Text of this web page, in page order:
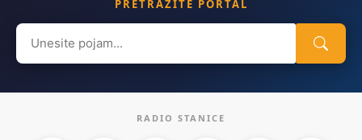
PRETRAŽITE PORTAL
Search
for:
RADIO STANICE